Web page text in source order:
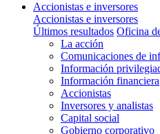
Accionistas e inversores
Accionistas e inversores
Últimos resultados Oficina
La acción
Comunicaciones de
Información
Información financiera
Accionistas
Inversores y analistas
Capital social
Gobierno corporativo